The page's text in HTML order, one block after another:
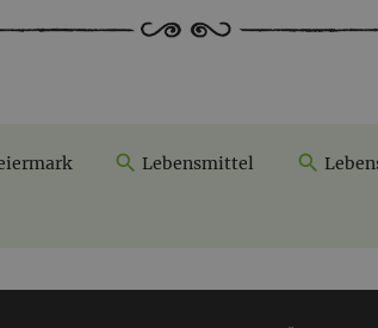
Lebensmittel